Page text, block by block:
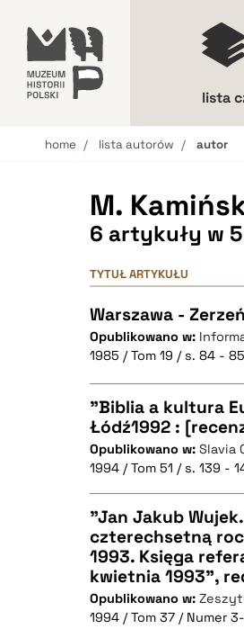
lista
home lista autorów autor
M.
6 artykuły w
TYTUŁ ARTYKUŁU
Warszawa -
Opublikowano w:
1985 / Tom 19 / s. 84 - 85
CZYSTY
BIBTEX
"Biblia a kultura
Łódź1992 :
Opublikowano w: Slavia
1994 / Tom 51 / s. 139 -
CZYSTY
"Jan Jakub
czterechsetną
1993. Księga
kwietnia 1993",
Opublikowano w:
1994 / Tom 37 / Numer